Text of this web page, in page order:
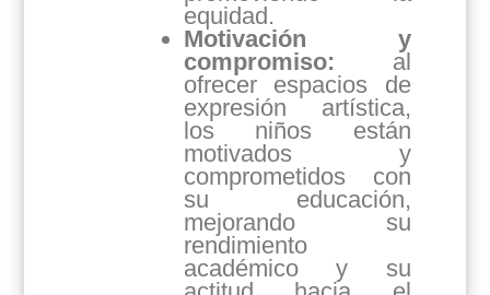
equidad.
Motivación y
compromiso: al
ofrecer espacios de
expresión artística,
los niños están
motivados y
comprometidos con
su educación,
mejorando su
rendimiento
académico y su